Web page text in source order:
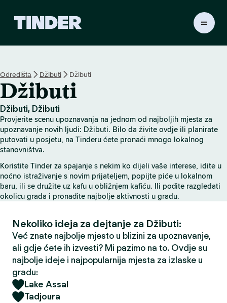
r
e
Odredištа Džibuti Džibuti
Džibuti
Džibuti, Džibuti
Provjerite scenu upoznavanja na jednom od najboljih mjesta za
upoznavanje novih ljudi: Džibuti. Bilo da živite ovdje ili planirate
putovati u posjetu, na Tinderu ćete pronaći mnogo lokalnog
stanovništva.
Koristite Tinder za spajanje s nekim ko dijeli vaše interese, idite u
noćno istraživanje s novim prijateljem, popijte piće u lokalnom
baru, ili se družite uz kafu u obližnjem kafiću. Ili pođite razgledati
okolicu grada i pronađite najbolje aktivnosti u gradu.
Nekoliko ideja za dejtanje za Džibuti:
Već znate najbolje mjesto u blizini za upoznavanje,
ali gdje ćete ih izvesti? Mi pazimo na to. Ovdje su
najbolje ideje i najpopularnija mjesta za izlaske u
gradu:
Lake Assal
Tadjoura